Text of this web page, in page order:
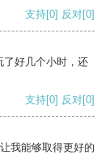
支持[0] 反对[0]
了好几个小时，还
支持[0] 反对[0]
我能够取得更好的